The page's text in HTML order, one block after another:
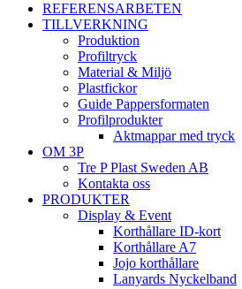
REFERENSARBETEN
TILLVERKNING
Produktion
Profiltryck
Material & Miljö
Plastfickor
Guide Pappersformaten
Profilprodukter
Aktmappar med tryck
OM 3P
Tre P Plast Sweden AB
Kontakta oss
PRODUKTER
Display & Event
Korthållare ID-kort
Korthållare A7
Jojo korthållare
Lanyards Nyckelband